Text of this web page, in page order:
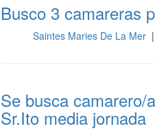
Busco 3 camareras
Saintes Maries De La Mer |
Se busca camarero/
Sr.Ito media jornada